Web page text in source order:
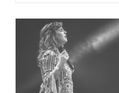
做！想成為一個成功的音
偉豪：音樂（藝術）工作